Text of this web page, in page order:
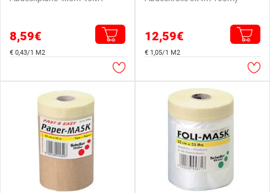
8,59€
€ 0,43/1 M2
12,59€
€ 1,05/1 M2